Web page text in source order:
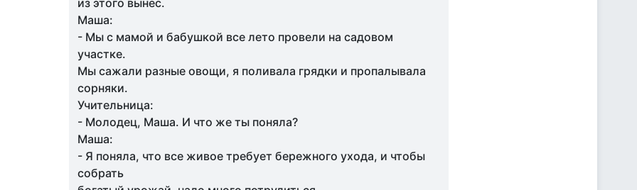
из этого вынес.
Маша:
- Мы с мамой и бабушкой все лето провели на садовом
участке.
Мы сажали разные овощи, я поливала грядки и пропалывала
сорняки.
Учительница:
- Молодец, Маша. И что же ты поняла?
Маша:
- Я поняла, что все живое требует бережного ухода, и чтобы
собрать